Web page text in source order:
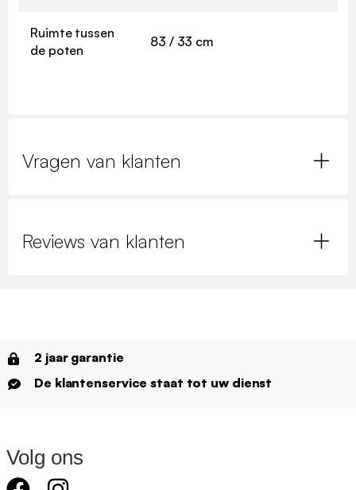
Ruimte tussen
de poten
83 / 33 cm
Vragen van klanten
Reviews van klanten
2 jaar garantie
De klantenservice staat tot uw dienst
Volg ons